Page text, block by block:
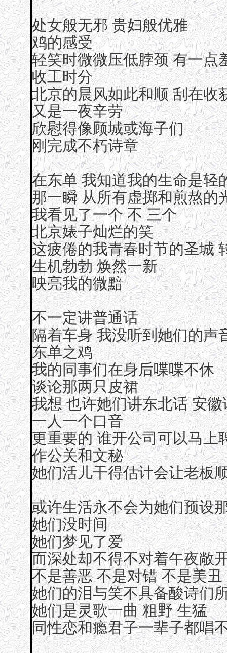
处女般无邪 贵妇般优雅
鸡的感受
轻笑时微微压低脖颈 有一点
收工时分
北京的晨风如此和顺 刮在收
又是一夜辛劳
欣慰得像顾城或海子们
刚完成不朽诗章
在东单 我知道我的生命是轻
那一瞬 从所有虚掷和煎熬的
我看见了一个 不 三个
北京婊子灿烂的笑
这疲倦的我青春时节的圣城
生机勃勃 焕然一新
映亮我的微黯
不一定讲普通话
隔着车身 我没听到她们的声
东单之鸡
我的同事们在身后喋喋不休
谈论那两只皮裙
我想 也许她们讲东北话 安徽
一人一个口音
更重要的 谁开公司可以马上
作公关和文秘
她们活儿干得估计会让老板
或许生活永不会为她们预设
她们没时间
她们梦见了爱
而深处却不得不对着午夜敞
不是善恶 不是对错 不是美丑
她们的泪与笑不具备酸诗们
她们是灵歌一曲 粗野 生猛
同性恋和瘾君子一辈子都唱